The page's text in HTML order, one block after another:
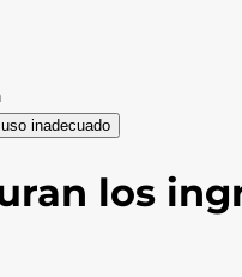
inadecuado
los